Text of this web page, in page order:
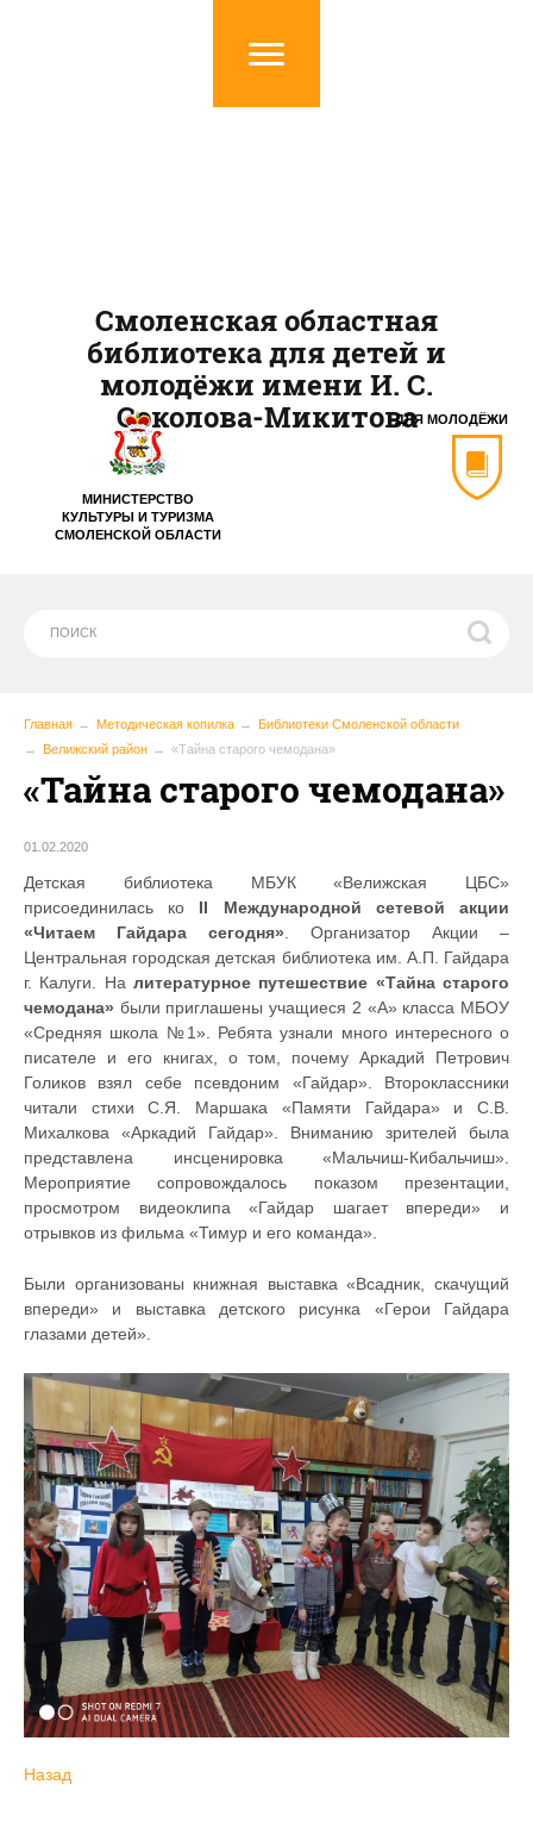
МИНИСТЕРСТВО
КУЛЬТУРЫ И ТУРИЗМА
СМОЛЕНСКОЙ ОБЛАСТИ
ДЛЯ МОЛОДЁЖИ
Смоленская областная
библиотека для детей и
молодёжи имени И. С.
Соколова-Микитова
Главная Методическая копилка
Библиотеки Смоленской области
Велижский район
«Тайна старого чемодана»
«Тайна старого чемодана»
01.02.2020
Детская библиотека МБУК «Велижская ЦБС»
присоединилась ко II Международной сетевой акции
«Читаем Гайдара сегодня» . Организатор Акции –
Центральная городская детская библиотека им. А.П. Гайдара
г. Калуги. На литературное путешествие «Тайна старого
чемодана» были приглашены учащиеся 2 «А» класса МБОУ
«Средняя школа №1». Ребята узнали много интересного о
писателе и его книгах, о том, почему Аркадий Петрович
Голиков взял себе псевдоним «Гайдар». Второклассники
читали стихи С.Я. Маршака «Памяти Гайдара» и С.В.
Михалкова «Аркадий Гайдар». Вниманию зрителей была
представлена инсценировка «Мальчиш-Кибальчиш».
Мероприятие сопровождалось показом презентации,
просмотром видеоклипа «Гайдар шагает впереди» и
отрывков из фильма «Тимур и его команда».
Были организованы книжная выставка «Всадник, скачущий
впереди» и выставка детского рисунка «Герои Гайдара
глазами детей».
Назад